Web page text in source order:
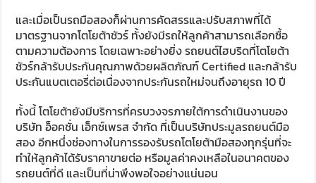
และเมื่อเป็นรถมือสองก็ผ่านการคัดสรรและปรับสภาพที่ได้
มาตรฐานจากโตโยต้าชัวร์ ทั้งยังมีรถให้ลูกค้าสามารถเลือกซื้อ
ตามความต้องการ โดยเฉพาะอย่างยิ่ง รถยนต์ไฮบริดที่โตโยต้า
ชัวร์กล้ารับประกันคุณภาพด้วยผลิตภัณฑ์ Certified และกล้ารับ
ประกันแบตเตอรี่ต่อเนื่องจากประกันรถใหม่จนถึงอายุรถ 10 ปี
ทั้งนี้ โตโยต้ายังมีบริการที่ครบวงจรภายใต้การดำเนินงานของ
บริษัท อ็อคชั่น เอ็กซ์เพรส จำกัด ที่เป็นบริษัทประมูลรถยนต์มือ
สอง อีกหนึ่งช่องทางในการรองรับรถโตโยต้ามือสองทุกรุ่นที่จะ
ทำให้ลูกค้าได้รับราคาขายต่อ หรือมูลค่าคงเหลือในอนาคตของ
รถยนต์ที่ดี และเป็นที่น่าพึงพอใจอย่างแน่นอน